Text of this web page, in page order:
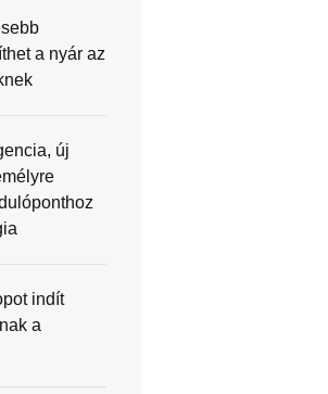
a nyár az
új
indít
a